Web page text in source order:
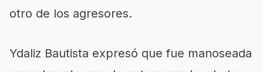
otro de los agresores.
Ydaliz Bautista expresó que fue manoseada